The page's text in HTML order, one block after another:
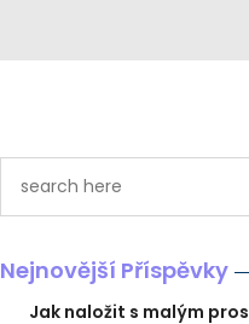
Nejnovější Příspěvky
Jak naložit s malým